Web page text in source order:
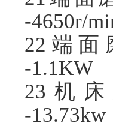
-4650r/
22端面
-1.1KW
23 机
-13.73kw